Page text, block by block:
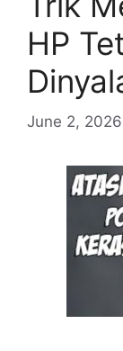
HP
June 2, 2026